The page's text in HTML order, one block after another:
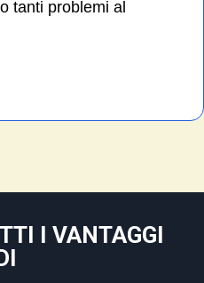
tanti problemi al
I VANTAGGI